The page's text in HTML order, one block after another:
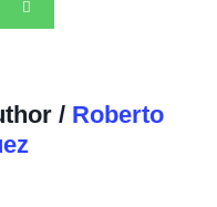
/ Roberto